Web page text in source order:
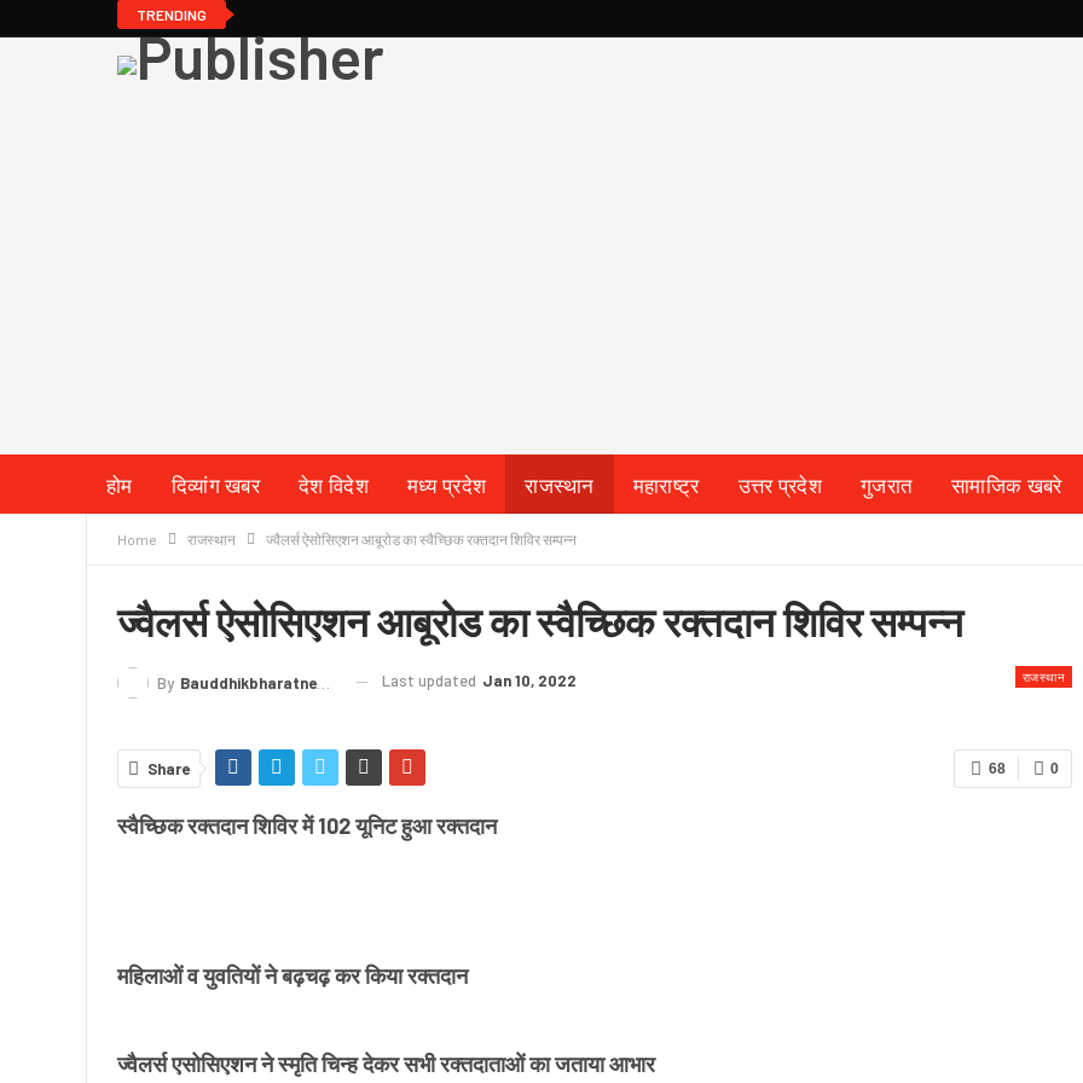
TRENDING
होम दिव्यांग खबर देश विदेश मध्य प्रदेश राजस्थान महाराष्ट्र उत्तर प्रदेश गुजरात सामाजिक खबरे
क्राइम
लेख/काव्य शिक्षा LIVE TV TERMS & CONDITION
Home राजस्थान ज्वैलर्स ऐसोसिएशन आबूरोड का स्वैच्छिक रक्तदान शिविर सम्पन्न
ज्वैलर्स ऐसोसिएशन आबूरोड का स्वैच्छिक रक्तदान शिविर सम्पन्न
राजस्थान
By Bauddhikbharatnews@gmail.com Last updated Jan 10, 2022
0
68
Share
स्वैच्छिक रक्तदान शिविर में 102 यूनिट हुआ रक्तदान
महिलाओं व युवतियों ने बढ़चढ़ कर किया रक्तदान
ज्वैलर्स एसोसिएशन ने स्मृति चिन्ह देकर सभी रक्तदाताओं का जताया आभार